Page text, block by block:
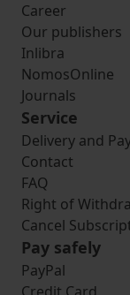
Career
Our publishers
Inlibra
NomosOnline
Journals
Service
Delivery and
Contact
FAQ
Right of
Cancel
Pay safely
PayPal